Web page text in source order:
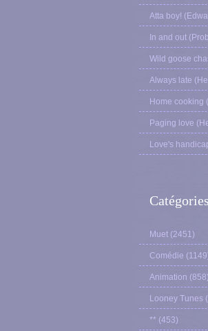
Atta boy!
In and out
Wild goose
Always late
Home cooking
Paging love
Love's
Catégories
Muet (2451)
Comédie
Animation (858)
Looney Tunes
** (453)